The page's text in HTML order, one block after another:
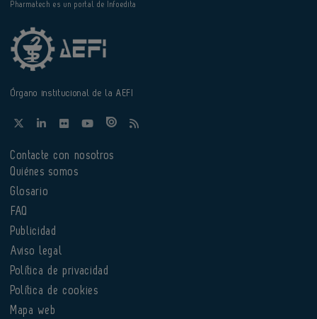
Pharmatech es un portal de Infoedita
Órgano institucional de la AEFI
Contacte con nosotros
Quiénes somos
Glosario
FAQ
Publicidad
Aviso legal
Política de privacidad
Política de cookies
Mapa web